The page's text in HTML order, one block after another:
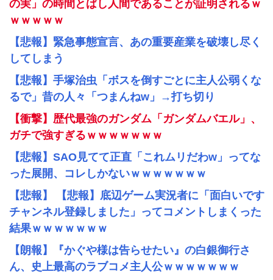
の実」の時間とばし人間であることが証明されるｗ
ｗｗｗｗｗ
【悲報】緊急事態宣言、あの重要産業を破壊し尽く
してしまう
【悲報】手塚治虫「ボスを倒すごとに主人公弱くな
るで」昔の人々「つまんねw」→打ち切り
【衝撃】歴代最強のガンダム「ガンダムバエル」、
ガチで強すぎるｗｗｗｗｗｗｗ
【悲報】SAO見てて正直「これムリだわw」ってな
った展開、コレしかないｗｗｗｗｗｗｗ
【悲報】 【悲報】底辺ゲーム実況者に「面白いです
チャンネル登録しました」ってコメントしまくった
結果ｗｗｗｗｗｗｗ
【朗報】『かぐや様は告らせたい』の白銀御行さ
ん、史上最高のラブコメ主人公ｗｗｗｗｗｗｗ